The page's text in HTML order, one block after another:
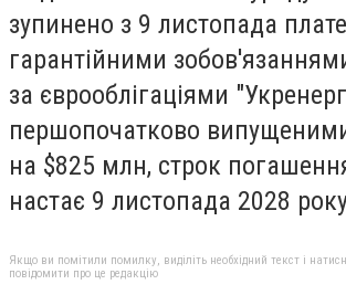
зупинено з 9 листопада
гарантійними
за єврооблігаціями
першопочатково
на $825 млн, строк
настає 9 листопада 2028
Якщо ви помітили помилку, виділіть необхідний текст і
повідомити про це редакцію